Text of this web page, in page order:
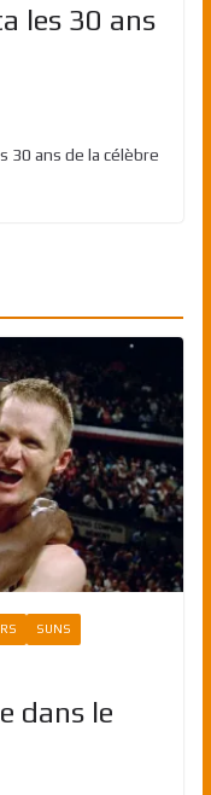
les 30 ans
30 ans de la célèbre
SUNS
dans le